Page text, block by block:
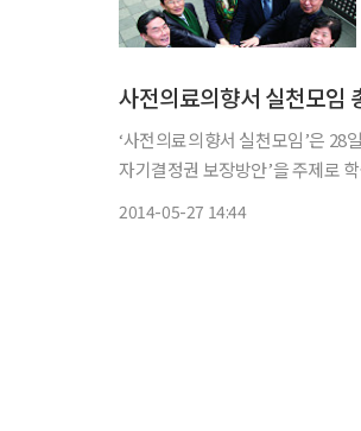
사전의료의향서 실천모임
‘사전의료의향서 실천모임’은 28일 오후
자기결정권 보장방안’을 주제로
2014-05-27 14:44